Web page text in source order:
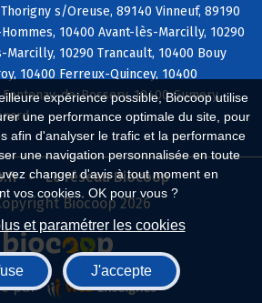
expérience possible, Biocoop utilise
une performance optimale du site, pour
afin d'analyser le trafic et la performance
une navigation personnalisée en toute
changer d'avis à tout moment en
vos cookies. OK pour vous ?
et paramétrer les cookies
J'accepte
s/Oreuse, 89140 Vinneuf, 89190
10400 Avant-lès-Marcilly, 10290
Marcilly, 10290 Trancault, 10400 Bouy
10400 Ferreux-Quincey, 10400
de-Bossery, 10400 Gumery,
Le réseau Biocoop
Biocoop 2026
par